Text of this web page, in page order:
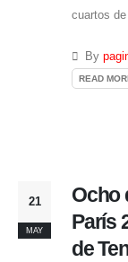
cuartos
By
READ
21
MAY
Ocho
París
de